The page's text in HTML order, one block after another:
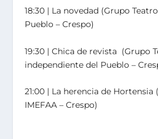
18:30 ǀ La novedad (Grupo
Pueblo – Crespo)
19:30 ǀ Chica de revista (Grupo
independiente del Pueblo –
21:00 ǀ La herencia de
IMEFAA – Crespo)